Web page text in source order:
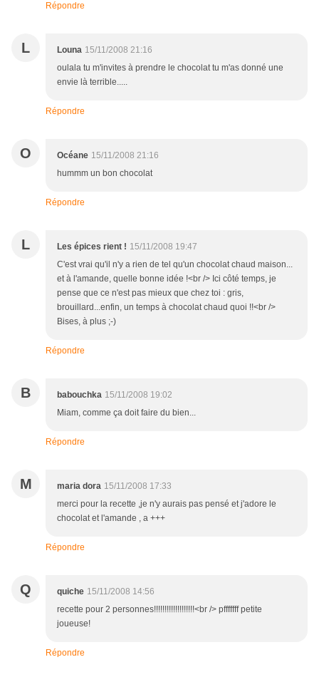
Répondre
L Louna 15/11/2008 21:16
oulala tu m'invites à prendre le chocolat tu m'as donné une
envie là terrible.....
Répondre
O Océane 15/11/2008 21:16
hummm un bon chocolat
Répondre
L Les épices rient ! 15/11/2008 19:47
C'est vrai qu'il n'y a rien de tel qu'un chocolat chaud maison...
et à l'amande, quelle bonne idée !<br /> Ici côté temps, je
pense que ce n'est pas mieux que chez toi : gris,
brouillard...enfin, un temps à chocolat chaud quoi !!<br />
Bises, à plus ;-)
Répondre
B babouchka 15/11/2008 19:02
Miam, comme ça doit faire du bien...
Répondre
M maria dora 15/11/2008 17:33
merci pour la recette ,je n'y aurais pas pensé et j'adore le
chocolat et l'amande , a +++
Répondre
Q quiche 15/11/2008 14:56
recette pour 2 personnes!!!!!!!!!!!!!!!!!!!<br /> pfffffff petite
joueuse!
Répondre